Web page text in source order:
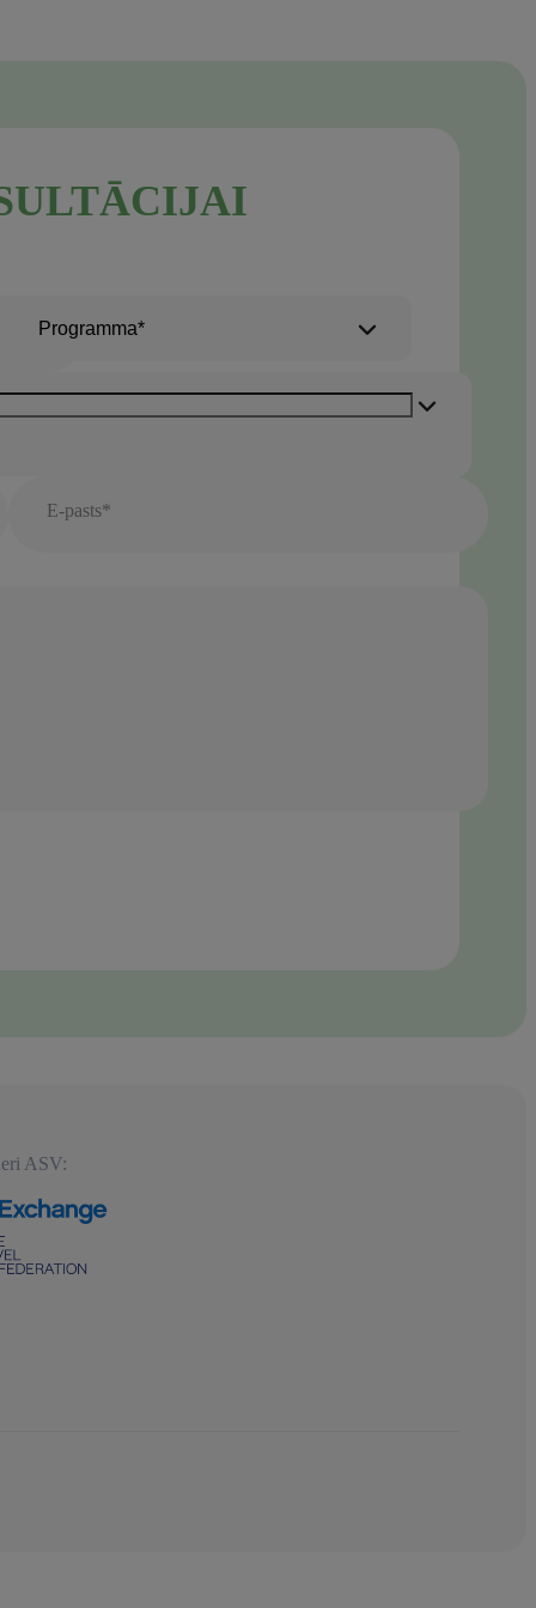
Programma*
E-pasts*
ASV: